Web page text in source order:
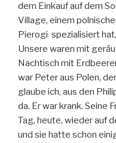
dem Einkauf auf dem
Village, einem
Pierogi spezialisiert
Unsere waren mit
Nachtisch mit
war Peter aus Polen,
glaube ich, aus den
da. Er war krank. Seine
Tag, heute, wieder auf
und sie hatte schon